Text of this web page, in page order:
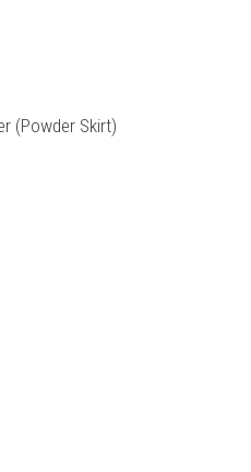
(Powder Skirt)